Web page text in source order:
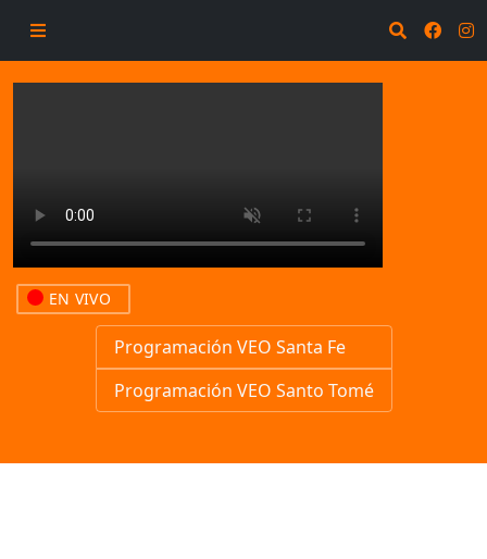
EN VIVO
Programación VEO Santa Fe
Programación VEO Santo Tomé